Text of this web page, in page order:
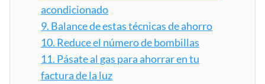
acondicionado
9. Balance de estas técnicas de ahorro
10. Reduce el número de bombillas
11. Pásate al gas para ahorrar en tu
factura de la luz